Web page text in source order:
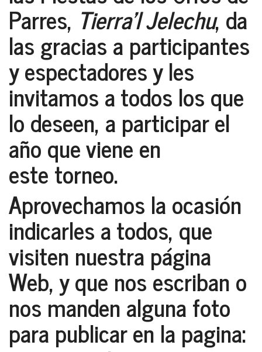
Parres, Tierra'l Jelechu, da
las gracias a participantes
y espectadores y les
invitamos a todos los que
lo deseen, a participar el
año que viene en
este torneo.
Aprovechamos la ocasión
indicarles a todos, que
visiten nuestra página
Web, y que nos escriban o
nos manden alguna foto
para publicar en la pagina: